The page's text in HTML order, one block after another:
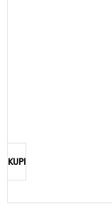
KUPI